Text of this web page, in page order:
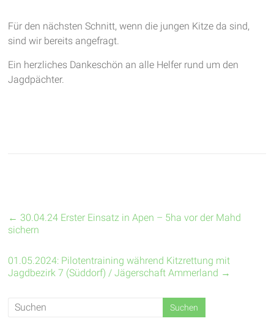
Für den nächsten Schnitt, wenn die jungen Kitze da sind,
sind wir bereits angefragt.
Ein herzliches Dankeschön an alle Helfer rund um den
Jagdpächter.
← 30.04.24 Erster Einsatz in Apen – 5ha vor der Mahd
sichern
01.05.2024: Pilotentraining während Kitzrettung mit
Jagdbezirk 7 (Süddorf) / Jägerschaft Ammerland →